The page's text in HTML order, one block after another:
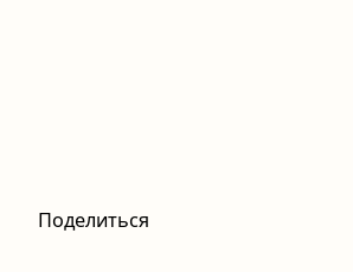
Поделиться